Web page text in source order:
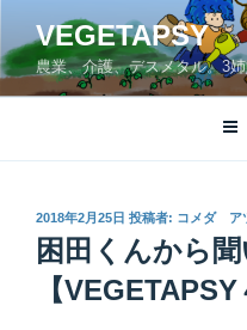
テ
ン
へ
VEGETAPSY
農業、介護、デスメタル。3
投
稿
日:
2018年2月25日 投稿者: コメダ ア
困田くんから聞
【